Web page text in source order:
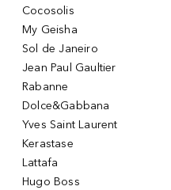
Cocosolis
My Geisha
Sol de Janeiro
Jean Paul Gaultier
Rabanne
Dolce&Gabbana
Yves Saint Laurent
Kerastase
Lattafa
Hugo Boss